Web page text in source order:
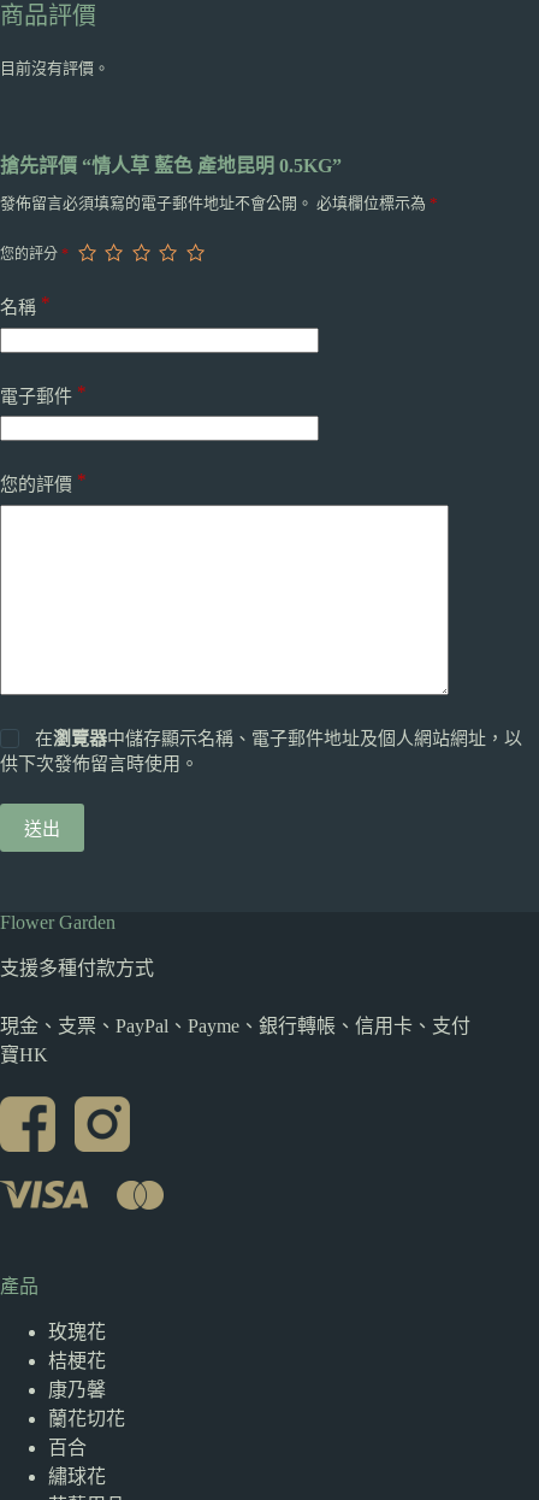
商品評價
目前沒有評價。
搶先評價 “情人草 藍色 產地昆明 0.5KG”
發佈留言必須填寫的電子郵件地址不會公開。 必填欄位標示為 *
您的評分 *
名稱 *
電子郵件 *
您的評價 *
在瀏覽器中儲存顯示名稱、電子郵件地址及個人網站網址，以
供下次發佈留言時使用。
送出
Flower Garden
支援多種付款方式
現金、支票、PayPal、Payme、銀行轉帳、信用卡、支付
寶HK
產品
玫瑰花
桔梗花
康乃馨
蘭花切花
百合
繡球花